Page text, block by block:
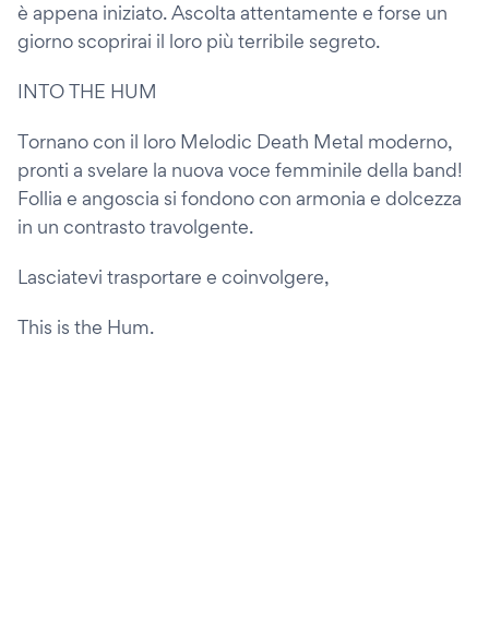
è appena iniziato. Ascolta attentamente e forse un
giorno scoprirai il loro più terribile segreto.
INTO THE HUM
Tornano con il loro Melodic Death Metal moderno,
pronti a svelare la nuova voce femminile della band!
Follia e angoscia si fondono con armonia e dolcezza
in un contrasto travolgente.
Lasciatevi trasportare e coinvolgere,
This is the Hum.